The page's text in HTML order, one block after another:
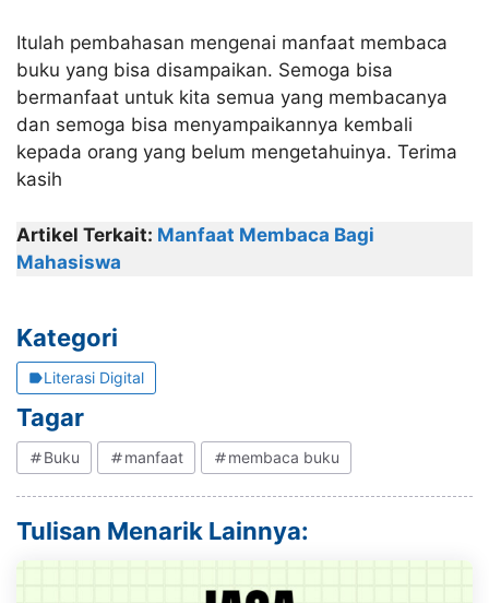
Itulah pembahasan mengenai manfaat membaca
buku yang bisa disampaikan. Semoga bisa
bermanfaat untuk kita semua yang membacanya
dan semoga bisa menyampaikannya kembali
kepada orang yang belum mengetahuinya. Terima
kasih
Artikel Terkait: Manfaat Membaca Bagi
Mahasiswa
Kategori
Literasi Digital
Tagar
Buku manfaat membaca buku
Tulisan Menarik Lainnya: